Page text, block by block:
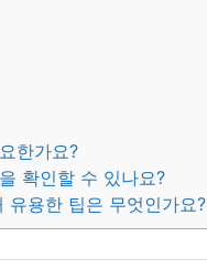
한가요?
확인할 수 있나요?
유용한 팁은 무엇인가요?